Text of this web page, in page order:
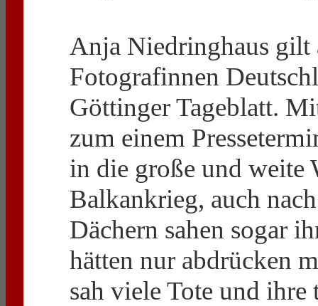
Anja Niedringhaus gilt
Fotografinnen
Göttinger Tageblatt.
zum einem
in die große und weite
Balkankrieg, auch
Dächern sahen sogar
hätten nur abdrücken
sah viele Tote und